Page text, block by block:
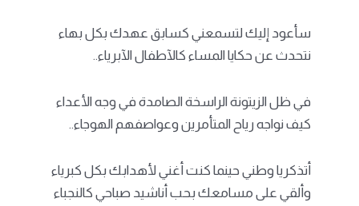
سأعود إليك لتسمعني كسابق عهدك بكل بهاء
نتحدث عن حكايا المساء كالآطفال الآبرياء..
في ظل الزيتونة الراسخة الصامدة في وجه الأعداء
كيف نواجه رياح المتأمرين وعواصفهم الهوجاء..
أتذكريا وطني حينما كنت أغني لأهدابك بكل كبرياء
وألقي على مسامعك بحب أناشيد صباحي كالنجباء